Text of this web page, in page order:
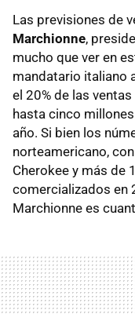
Las previsiones de
Marchionne,
mucho que ver en
mandatario italiano
el 20% de las
hasta cinco
año. Si bien los
norteamericano,
Cherokee y más de
comercializados en
Marchionne es